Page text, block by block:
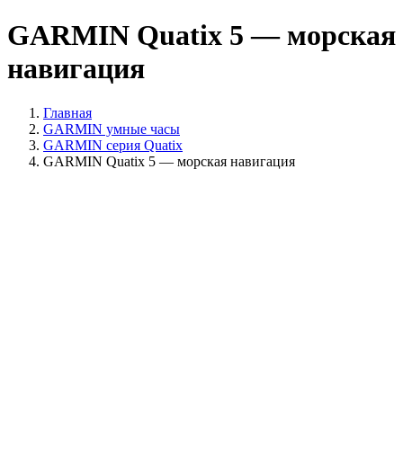
GARMIN Quatix 5 — морская
навигация
Главная
GARMIN умные часы
GARMIN серия Quatix
GARMIN Quatix 5 — морская навигация